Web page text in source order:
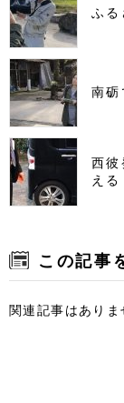
ふる
南砺
西彼
える
この記事
関連記事はありま